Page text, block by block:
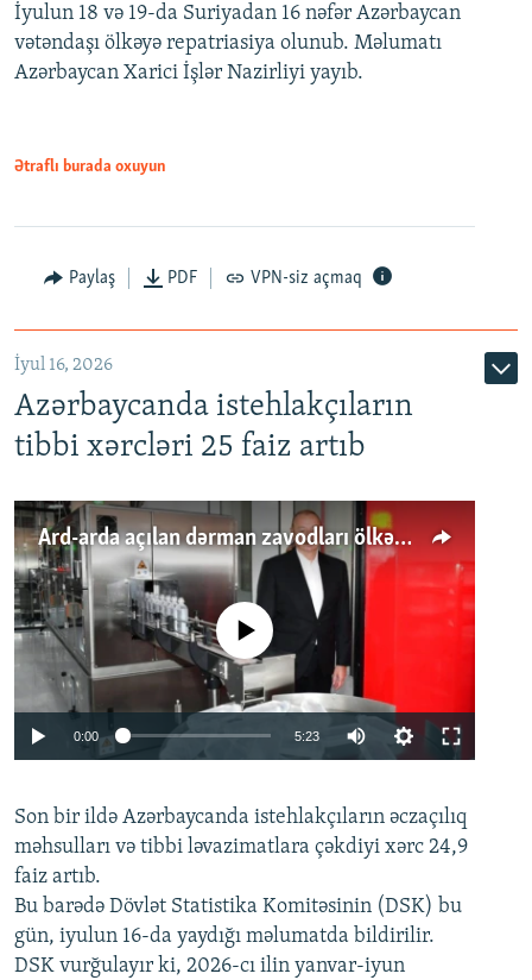
İyulun 18 və 19-da Suriyadan 16 nəfər Azərbaycan
vətəndaşı ölkəyə repatriasiya olunub. Məlumatı
Azərbaycan Xarici İşlər Nazirliyi yayıb.
Ətraflı burada oxuyun
Paylaş PDF VPN-siz açmaq
İyul 16, 2026
Azərbaycanda istehlakçıların
tibbi xərcləri 25 faiz artıb
Ard-arda açılan dərman zavodları ölkənin tələbatını ödəyirmi?
Auto 240p 360p 480p
720p 1080p
No media source currently available
0:00 5:23
360p
480p
720p
1080p
Son bir ildə Azərbaycanda istehlakçıların əczaçılıq
məhsulları və tibbi ləvazimatlara çəkdiyi xərc 24,9
faiz artıb.
Bu barədə Dövlət Statistika Komitəsinin (DSK) bu
gün, iyulun 16-da yaydığı məlumatda bildirilir.
DSK vurğulayır ki, 2026-cı ilin yanvar-iyun